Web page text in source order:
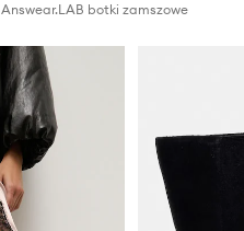
Answear.LAB botki zamszowe